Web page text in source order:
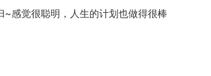
感觉很聪明，人生的计划也做得很棒